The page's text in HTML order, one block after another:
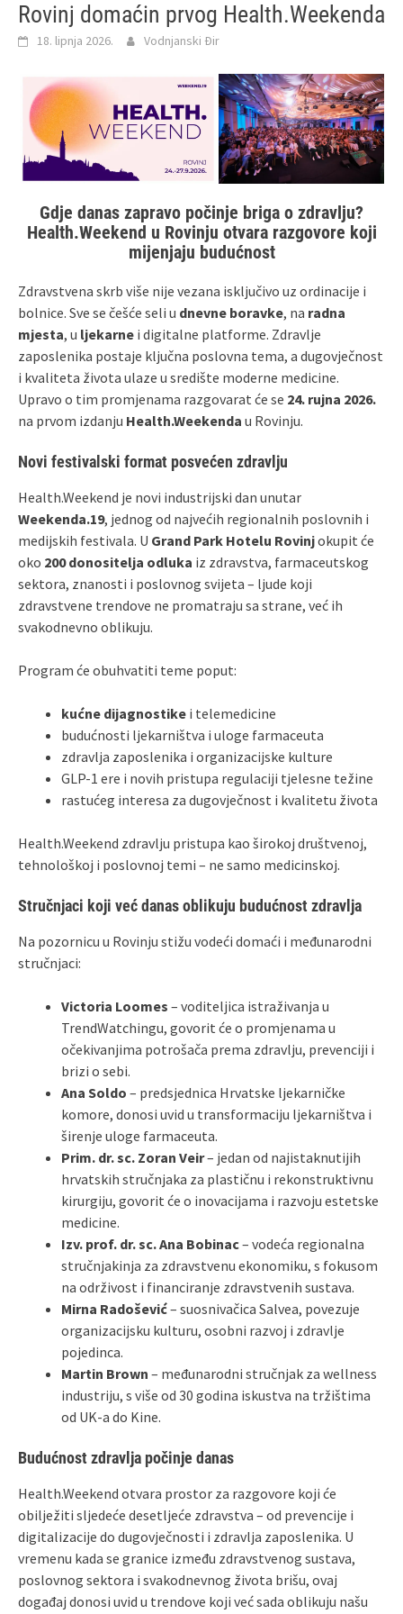
Rovinj domaćin prvog Health.Weekenda
18. lipnja 2026. Vodnjanski Đir
Gdje danas zapravo počinje briga o zdravlju?
Health.Weekend u Rovinju otvara razgovore koji
mijenjaju budućnost
Zdravstvena skrb više nije vezana isključivo uz ordinacije i
bolnice. Sve se češće seli u dnevne boravke, na radna
mjesta, u ljekarne i digitalne platforme. Zdravlje
zaposlenika postaje ključna poslovna tema, a dugovječnost
i kvaliteta života ulaze u središte moderne medicine.
Upravo o tim promjenama razgovarat će se 24. rujna 2026.
na prvom izdanju Health.Weekenda u Rovinju.
Novi festivalski format posvećen zdravlju
Health.Weekend je novi industrijski dan unutar
Weekenda.19, jednog od najvećih regionalnih poslovnih i
medijskih festivala. U Grand Park Hotelu Rovinjokupit će
oko 200 donositelja odluka iz zdravstva, farmaceutskog
sektora, znanosti i poslovnog svijeta – ljude koji
zdravstvene trendove ne promatraju sa strane, već ih
svakodnevno oblikuju.
Program će obuhvatiti teme poput:
kućne dijagnostike i telemedicine
budućnosti ljekarništva i uloge farmaceuta
zdravlja zaposlenika i organizacijske kulture
GLP‑1 ere i novih pristupa regulaciji tjelesne težine
rastućeg interesa za dugovječnost i kvalitetu života
Health.Weekend zdravlju pristupa kao širokoj društvenoj,
tehnološkoj i poslovnoj temi – ne samo medicinskoj.
Stručnjaci koji već danas oblikuju budućnost zdravlja
Na pozornicu u Rovinju stižu vodeći domaći i međunarodni
stručnjaci:
Victoria Loomes – voditeljica istraživanja u
TrendWatchingu, govorit će o promjenama u
očekivanjima potrošača prema zdravlju, prevenciji i
brizi o sebi.
Ana Soldo – predsjednica Hrvatske ljekarničke
komore, donosi uvid u transformaciju ljekarništva i
širenje uloge farmaceuta.
Prim. dr. sc. Zoran Veir– jedan od najistaknutijih
hrvatskih stručnjaka za plastičnu i rekonstruktivnu
kirurgiju, govorit će o inovacijama i razvoju estetske
medicine.
Izv. prof. dr. sc. Ana Bobinac– vodeća regionalna
stručnjakinja za zdravstvenu ekonomiku, s fokusom
na održivost i financiranje zdravstvenih sustava.
Mirna Radošević– suosnivačica Salvea, povezuje
organizacijsku kulturu, osobni razvoj i zdravlje
pojedinca.
Martin Brown – međunarodni stručnjak za wellness
industriju, s više od 30 godina iskustva na tržištima
od UK‑a do Kine.
Budućnost zdravlja počinje danas
Health.Weekend otvara prostor za razgovore koji će
obilježiti sljedeće desetljeće zdravstva – od prevencije i
digitalizacije do dugovječnosti i zdravlja zaposlenika. U
vremenu kada se granice između zdravstvenog sustava,
poslovnog sektora i svakodnevnog života brišu, ovaj
događaj donosi uvid u trendove koji već sada oblikuju našu